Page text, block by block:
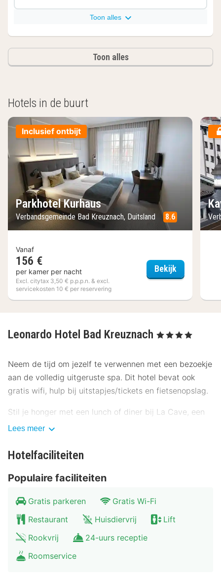
Toon alles
Toon alles
Hotels in de buurt
Inclusief ontbijt
Parkhotel Kurhaus
Verbandsgemeinde Bad Kreuznach, Duitsland 8.6
Vanaf
156 €
per kamer per nacht
Excl. citytax 3,50 € p.p.p.n. & excl.
servicekosten 10 € per reservering
Bekijk
Leonardo Hotel Bad Kreuznach , 4 Sterren
Neem de tijd om jezelf te verwennen met een bezoekje
aan de volledig uitgeruste spa. Dit hotel bevat ook
gratis wifi, hulp bij uitstapjes/tickets en fietsenopslag.
Stil je honger met een lunch of diner bij La Cave, een
restaurant gespecialiseerd in internationale gerechten.
roomservice (beperkte tijden) profiteren. Sluit je dag af
tegen betaling genieten van een lekker ontbijtbuffet,
Hotelstars Union kent in Duitsland een officiële
sterrenclassificatie toe. Deze accommodatie heeft 4
sterren toegekend gekregen.
Enkele van de voorzieningen zijn een
Lees meer
Hotelfaciliteiten
Populaire faciliteiten
Gratis parkeren
Gratis Wi-Fi
Restaurant
Huisdiervrij
Lift
Rookvrij
24-uurs receptie
Roomservice